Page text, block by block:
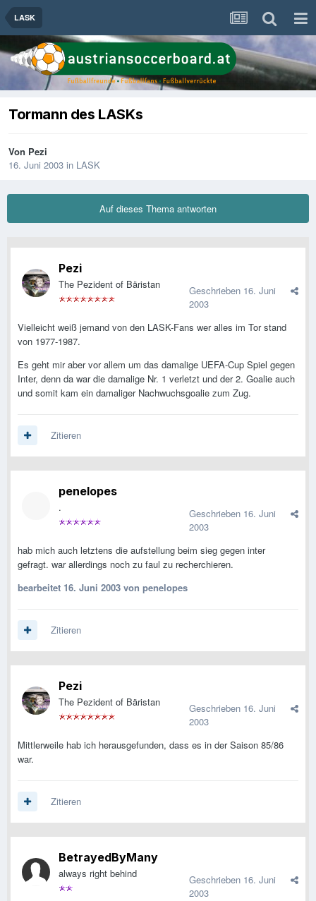
LASK
Tormann des LASKs
Von Pezi
16. Juni 2003 in LASK
Auf dieses Thema antworten
Pezi
The Pezident of Bäristan Geschrieben 16. Juni
2003
Vielleicht weiß jemand von den LASK-Fans wer alles im Tor stand
von 1977-1987.
Es geht mir aber vor allem um das damalige UEFA-Cup Spiel gegen
Inter, denn da war die damalige Nr. 1 verletzt und der 2. Goalie auch
und somit kam ein damaliger Nachwuchsgoalie zum Zug.
Zitieren
penelopes
. Geschrieben 16. Juni
2003
hab mich auch letztens die aufstellung beim sieg gegen inter
gefragt. war allerdings noch zu faul zu recherchieren.
bearbeitet 16. Juni 2003 von penelopes
Zitieren
Pezi
The Pezident of Bäristan Geschrieben 16. Juni
2003
Mittlerweile hab ich herausgefunden, dass es in der Saison 85/86
war.
Zitieren
BetrayedByMany
always right behind Geschrieben 16. Juni
2003